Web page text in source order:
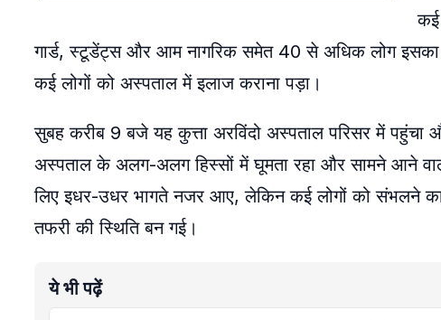
कई
गार्ड, स्टूडेंट्स और आम नागरिक समेत 40 से अधिक लोग इसका
कई लोगों को अस्पताल में इलाज कराना पड़ा।
सुबह करीब 9 बजे यह कुत्ता अरविंदो अस्पताल परिसर में
अस्पताल के अलग-अलग हिस्सों में घूमता रहा और सामने आने वाले
लिए इधर-उधर भागते नजर आए, लेकिन कई लोगों को संभलने
तफरी की स्थिति बन गई।
ये भी पढ़ें